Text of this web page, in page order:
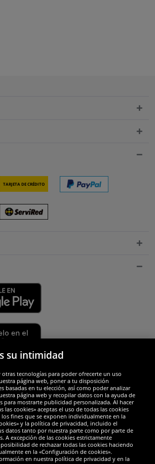
Tarjeta de crédito
Galardones
su intimidad
otras tecnologías para poder ofrecerte un uso
página web, poner a tu disposición
basadas en tu elección, así como poder analizar
página web y recopilar datos con la ayuda de
para mostrarte publicidad personalizada. Al hacer
las cookies» aceptas el uso de todas las cookies
los fines que se exponen individualmente en la
y la política de privacidad, incluido el
datos tanto por nuestra parte como por parte de
A excepción de las cookies estrictamente
de rechazar todas las cookies haciendo
en la «Configuración de cookies».
en nuestra política de privacidad y en la